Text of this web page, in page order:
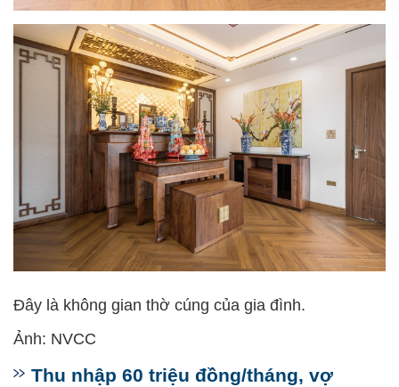
Đây là không gian thờ cúng của gia đình.
Ảnh: NVCC
Thu nhập 60 triệu đồng/tháng, vợ